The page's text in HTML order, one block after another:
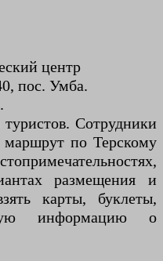
центр
пос. Умба.
Сотрудники
маршрут по Терскому
размещения и
карты, буклеты,
информацию о